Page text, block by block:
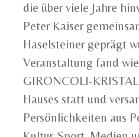
die über viele Jahre
Peter Kaiser
Haselsteiner geprägt
Veranstaltung fand
GIRONCOLI-
Hauses statt und
Persönlichkeiten aus